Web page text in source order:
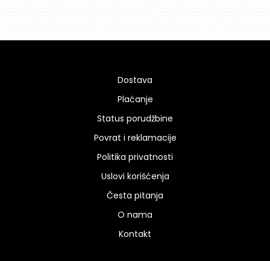
Dostava
Plaćanje
Status porudžbine
Povrat i reklamacije
Politika privatnosti
Uslovi korišćenja
Česta pitanja
O nama
Kontakt